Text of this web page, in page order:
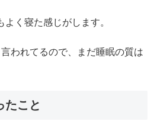
く寝た感じがします。
われてるので、まだ睡眠の質は
たこと